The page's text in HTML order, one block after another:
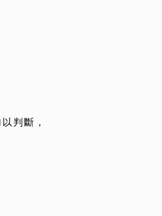
判斷，